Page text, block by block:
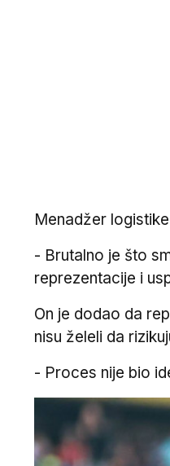
Menadžer
- Brutalno je što
reprezentacije i
On je dodao da
nisu želeli da
- Proces nije bio